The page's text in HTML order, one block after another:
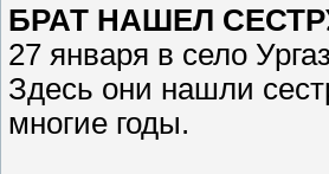
БРАТ НАШЕЛ
27 января в село
Здесь они нашли
многие годы.